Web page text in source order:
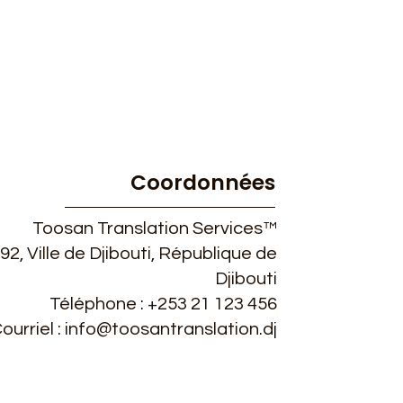
Coordonnées
Toosan Translation Services™
Ville de Djibouti, République de
Djibouti
Téléphone : +253 21 123 456
: info@toosantranslation.dj